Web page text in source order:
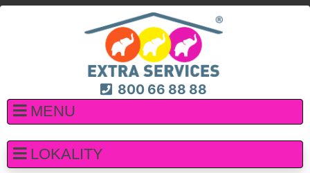
800 66 88 88
MENU
LOKALITY